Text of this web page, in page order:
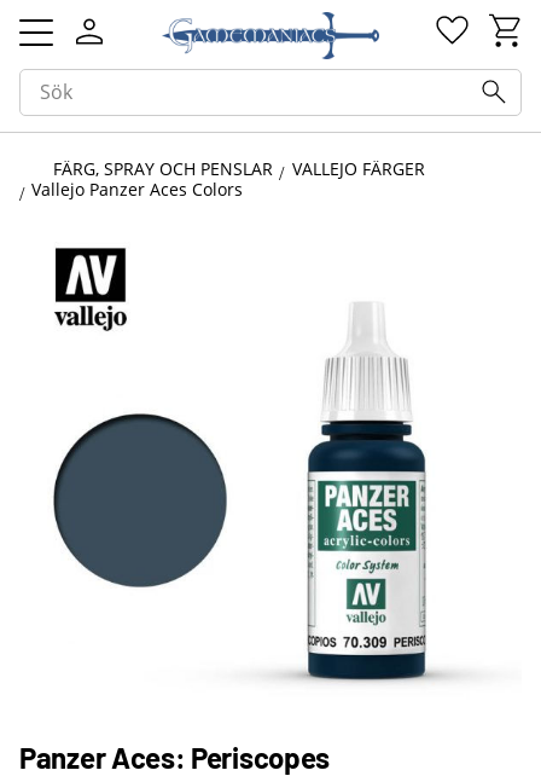
Meny
FÄRG, SPRAY OCH PENSLAR
VALLEJO FÄRGER
Vallejo Panzer Aces Colors
Panzer Aces: Periscopes